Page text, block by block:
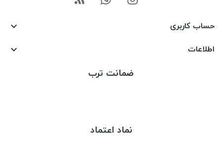
حساب کاربری 
اطلاعات 
ضمانت ترب
نماد اعتماد